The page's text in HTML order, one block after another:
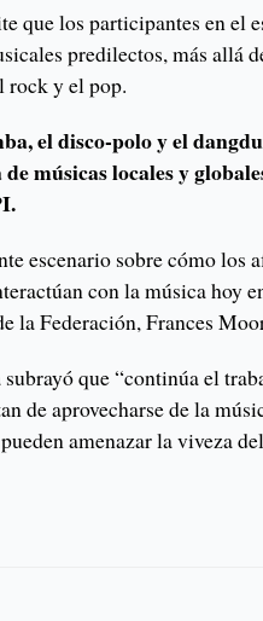
que los participantes en el
predilectos, más allá
rock y el pop.
el disco-polo y el
músicas locales y
escenario sobre cómo los
con la música hoy
la Federación, Frances
que “continúa el
de aprovecharse de la
amenazar la viveza